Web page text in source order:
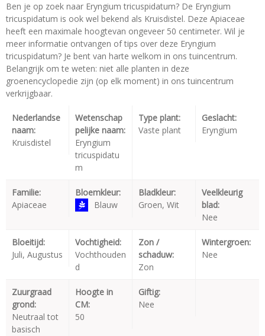
Ben je op zoek naar Eryngium tricuspidatum? De Eryngium
tricuspidatum is ook wel bekend als Kruisdistel. Deze Apiaceae
heeft een maximale hoogtevan ongeveer 50 centimeter. Wil je
meer informatie ontvangen of tips over deze Eryngium
tricuspidatum? Je bent van harte welkom in ons tuincentrum.
Belangrijk om te weten: niet alle planten in deze
groenencyclopedie zijn (op elk moment) in ons tuincentrum
verkrijgbaar.
Nederlandse
naam:
Kruisdistel
Wetenschap
pelijke naam:
Eryngium
tricuspidatu
m
Type plant:
Vaste plant
Geslacht:
Eryngium
Familie:
Apiaceae
Bloemkleur:
Blauw
Bladkleur:
Groen, Wit
Veelkleurig
blad:
Nee
Bloeitijd:
Juli, Augustus
Vochtigheid:
Vochthouden
d
Zon /
schaduw:
Zon
Wintergroen:
Nee
Zuurgraad
grond:
Neutraal tot
basisch
Hoogte in
CM:
50
Giftig:
Nee